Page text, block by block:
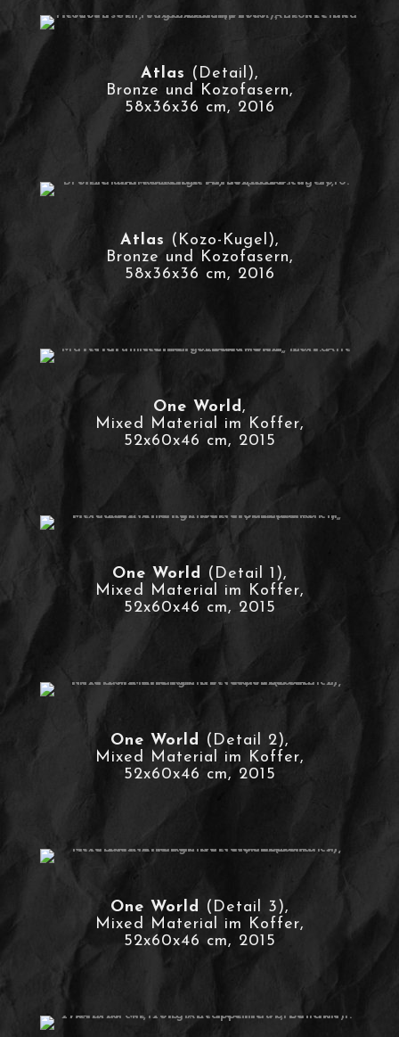
Atlas (Detail),
Bronze und Kozofasern,
58x36x36 cm, 2016
Atlas (Kozo-Kugel),
Bronze und Kozofasern,
58x36x36 cm, 2016
One World,
Mixed Material im Koffer,
52x60x46 cm, 2015
One World (Detail 1),
Mixed Material im Koffer,
52x60x46 cm, 2015
One World (Detail 2),
Mixed Material im Koffer,
52x60x46 cm, 2015
One World (Detail 3),
Mixed Material im Koffer,
52x60x46 cm, 2015